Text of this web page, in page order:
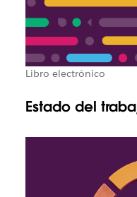
Libro electrónico
Estado del